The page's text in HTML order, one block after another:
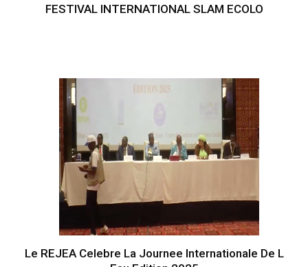
FESTIVAL INTERNATIONAL SLAM ECOLO
Le REJEA Celebre La Journee Internationale De L